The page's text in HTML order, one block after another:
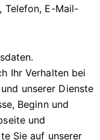
Telefon, E-Mail-
Ihr Verhalten bei
unserer Dienste
Beginn und
und
Sie auf unserer